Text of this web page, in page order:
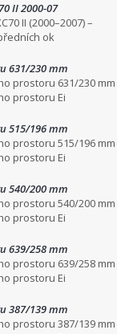
II 2000-07
II (2000–2007) –
ok
631/230 mm
prostoru 631/230 mm
prostoru Ei
515/196 mm
prostoru 515/196 mm
prostoru Ei
540/200 mm
prostoru 540/200 mm
prostoru Ei
639/258 mm
prostoru 639/258 mm
prostoru Ei
387/139 mm
prostoru 387/139 mm